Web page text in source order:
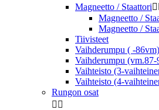
Magneetto / Staattori
Magneetto /
Magneetto /
Tiivisteet
Vaihderumpu ( -86vm)
Vaihderumpu (vm.87-
Vaihteisto (3-
Vaihteisto (4-
Rungon osat
 